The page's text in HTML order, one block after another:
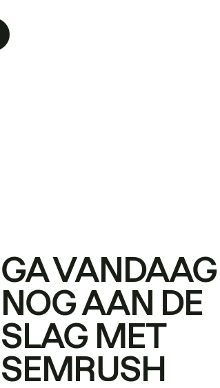
GA VANDAAG
NOG AAN DE
SLAG MET
SEMRUSH